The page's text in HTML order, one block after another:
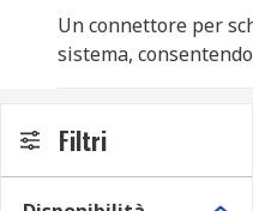
Un connettore per
sistema,
I connettori per
connettore per
A cosa servono
Filtri